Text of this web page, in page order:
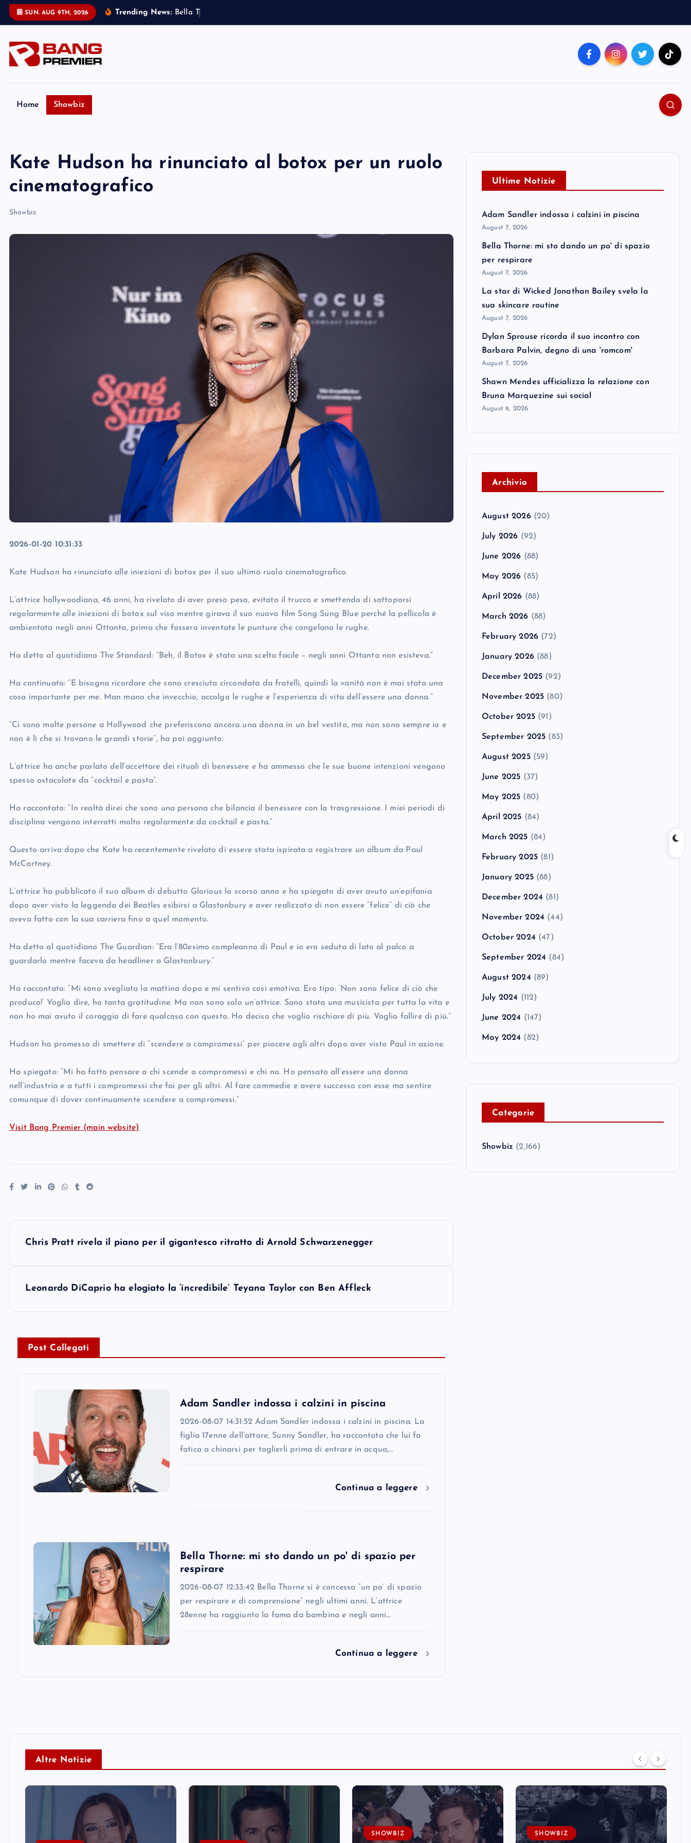
SUN. AUG 9TH, 2026 Trending News: Be a T
Home Showbiz
Kate Hudson ha rinunciato al botox per un ruolo
cinematografico
Showbiz
2026-01-20 10:31:33
Kate Hudson ha rinunciato alle iniezioni di botox per il suo ultimo ruolo cinematografico.
L’attrice hollywoodiana, 46 anni, ha rivelato di aver preso peso, evitato il trucco e smettendo di sottoporsi
regolarmente alle iniezioni di botox sul viso mentre girava il suo nuovo film Song Sung Blue perché la pellicola è
ambientata negli anni Ottanta, prima che fossero inventate le punture che congelano le rughe.
Ha detto al quotidiano The Standard: “Beh, il Botox è stata una scelta facile – negli anni Ottanta non esisteva.”
Ha continuato: “E bisogna ricordare che sono cresciuta circondata da fratelli, quindi la vanità non è mai stata una
cosa importante per me. Man mano che invecchio, accolgo le rughe e l’esperienza di vita dell’essere una donna.”
“Ci sono molte persone a Hollywood che preferiscono ancora una donna in un bel vestito, ma non sono sempre io e
non è lì che si trovano le grandi storie”, ha poi aggiunto.
L’attrice ha anche parlato dell’accettare dei rituali di benessere e ha ammesso che le sue buone intenzioni vengono
spesso ostacolate da “cocktail e pasta”.
Ha raccontato: “In realtà direi che sono una persona che bilancia il benessere con la trasgressione. I miei periodi di
disciplina vengono interrotti molto regolarmente da cocktail e pasta.”
Questo arriva dopo che Kate ha recentemente rivelato di essere stata ispirata a registrare un album da Paul
McCartney.
L’attrice ha pubblicato il suo album di debutto Glorious lo scorso anno e ha spiegato di aver avuto un’epifania
dopo aver visto la leggenda dei Beatles esibirsi a Glastonbury e aver realizzato di non essere “felice” di ciò che
aveva fatto con la sua carriera fino a quel momento.
Ha detto al quotidiano The Guardian: “Era l’80esimo compleanno di Paul e io ero seduta di lato al palco a
guardarlo mentre faceva da headliner a Glastonbury.”
Ha raccontato: “Mi sono svegliata la mattina dopo e mi sentivo così emotiva. Ero tipo: ‘Non sono felice di ciò che
produco!’ Voglio dire, ho tanta gratitudine. Ma non sono solo un’attrice. Sono stata una musicista per tutta la vita e
non ho mai avuto il coraggio di fare qualcosa con questo. Ho deciso che voglio rischiare di più. Voglio fallire di più.”
Hudson ha promesso di smettere di “scendere a compromessi” per piacere agli altri dopo aver visto Paul in azione.
Ha spiegato: “Mi ha fatto pensare a chi scende a compromessi e chi no. Ho pensato all’essere una donna
nell’industria e a tutti i compromessi che fai per gli altri. Al fare commedie e avere successo con esse ma sentire
comunque di dover continuamente scendere a compromessi.”
Visit Bang Premier (main website)
Chris Pratt rivela il piano per il gigantesco ritratto di Arnold Schwarzenegger
Leonardo DiCaprio ha elogiato la ‘incredibile’ Teyana Taylor con Ben Affleck
Post Collegati
Adam Sandler indossa i calzini in piscina
2026-08-07 14:31:52 Adam Sandler indossa i calzini in piscina. La
figlia 17enne dell’attore, Sunny Sandler, ha raccontato che lui fa
fatica a chinarsi per toglierli prima di entrare in acqua,…
Continua a leggere
Bella Thorne: mi sto dando un po' di spazio per
respirare
2026-08-07 12:33:42 Bella Thorne si è concessa “un po’ di spazio
per respirare e di comprensione” negli ultimi anni. L’attrice
28enne ha raggiunto la fama da bambina e negli anni…
Continua a leggere
Ultime Notizie
Adam Sandler indossa i calzini in piscina
August 7, 2026
Bella Thorne: mi sto dando un po' di spazio
per respirare
August 7, 2026
La star di Wicked Jonathan Bailey svela la
sua skincare routine
August 7, 2026
Dylan Sprouse ricorda il suo incontro con
Barbara Palvin, degno di una 'romcom'
August 7, 2026
Shawn Mendes ufficializza la relazione con
Bruna Marquezine sui social
August 6, 2026
Archivio
August 2026(20)
July 2026 (92)
June 2026 (88)
May 2026 (85)
April 2026 (88)
March 2026 (88)
February 2026 (72)
January 2026(88)
December 2025 (92)
November 2025 (80)
October 2025(91)
September 2025 (83)
August 2025(59)
June 2025 (37)
May 2025 (80)
April 2025 (84)
March 2025 (84)
February 2025 (81)
January 2025(88)
December 2024 (81)
November 2024 (44)
October 2024 (47)
September 2024 (84)
August 2024 (89)
July 2024 (112)
June 2024 (147)
May 2024 (82)
Categorie
Showbiz (2,166)
Altre Notizie
SHOWBIZ SHOWBIZ